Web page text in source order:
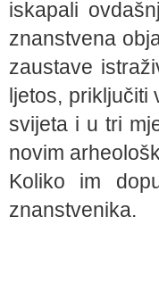
iskapali
znanstvena
zaustave
ljetos, priključiti
svijeta i u tri
novim
Koliko im
znanstvenika.